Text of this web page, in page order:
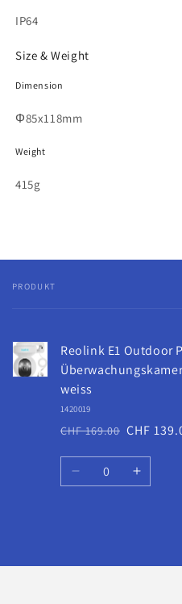
IP64
Size & Weight
Dimension
Φ85x118mm
Weight
415g
Dein
PRODUKT
Reolink E1 Outdoor
weiss
1420019
Normaler
Preis
CHF 169.00
VerkaufspreisCHF
Anzahl
Verringere
Title
Erhöhe
Title